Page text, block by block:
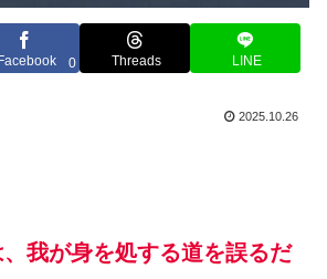
0 Threads LINE
2025.10.26
我が身を処する道を誤るだ